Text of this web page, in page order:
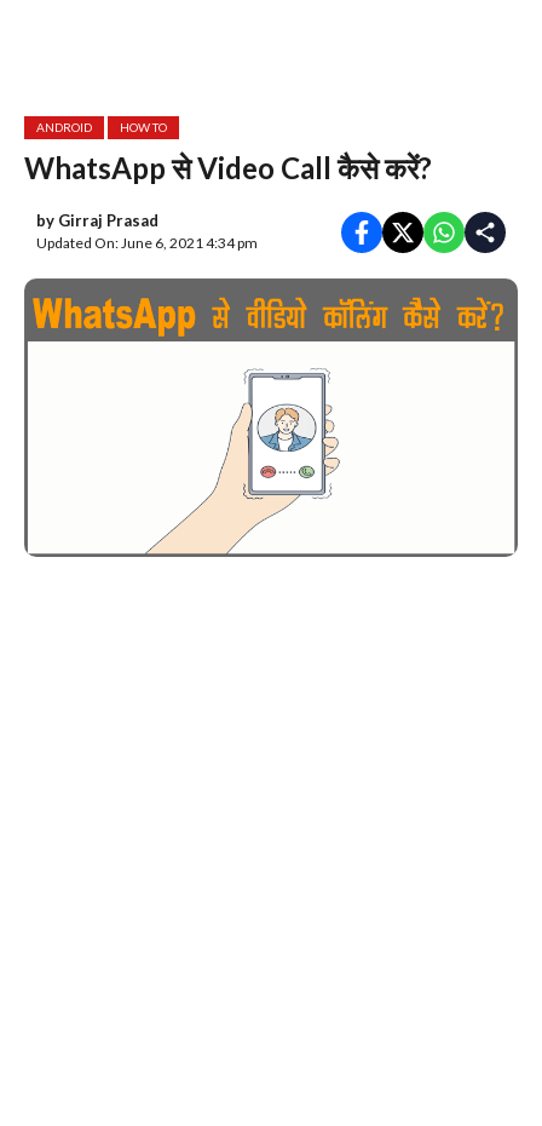
ANDROID HOW TO
WhatsApp से Video Call कैसे करें?
by Girraj Prasad
Updated On: June 6, 2021 4:34 pm